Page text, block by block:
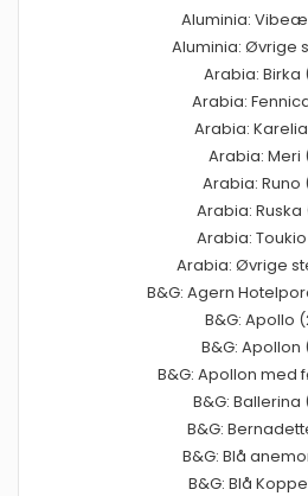
Aluminia:
Aluminia: Øvrige
Arabia: Birka
Arabia:
Arabia:
Arabia: Meri
Arabia: Runo
Arabia: Ruska
Arabia:
Arabia: Øvrige
B&G: Agern
B&G: Apollo
B&G: Apollon
B&G: Apollon med
B&G: Ballerina
B&G:
B&G: Blå
B&G: Blå